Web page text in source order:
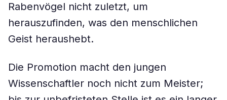
Rabenvögel nicht zuletzt, um
herauszufinden, was den menschlichen
Geist heraushebt.
Die Promotion macht den jungen
Wissenschaftler noch nicht zum Meister;